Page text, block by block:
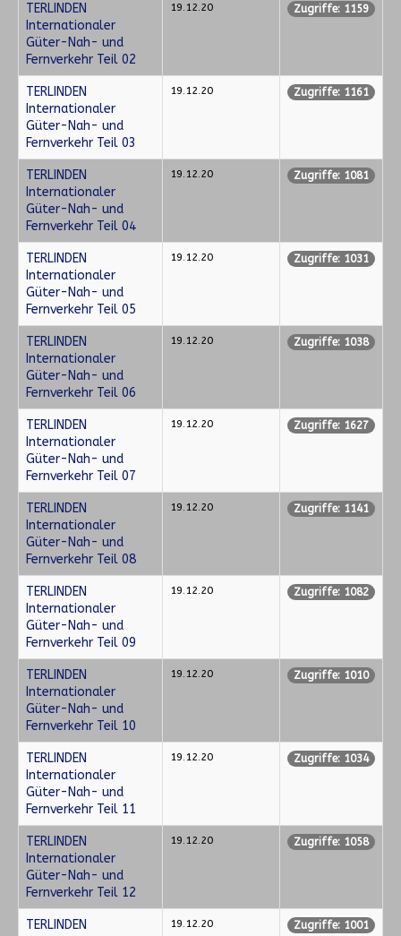
TERLINDEN
Internationaler
Güter-Nah- und
Fernverkehr Teil 02
19.12.20 Zugriffe: 1159
TERLINDEN
Internationaler
Güter-Nah- und
Fernverkehr Teil 03
19.12.20 Zugriffe: 1161
TERLINDEN
Internationaler
Güter-Nah- und
Fernverkehr Teil 04
19.12.20 Zugriffe: 1081
TERLINDEN
Internationaler
Güter-Nah- und
Fernverkehr Teil 05
19.12.20 Zugriffe: 1031
TERLINDEN
Internationaler
Güter-Nah- und
Fernverkehr Teil 06
19.12.20 Zugriffe: 1038
TERLINDEN
Internationaler
Güter-Nah- und
Fernverkehr Teil 07
19.12.20 Zugriffe: 1627
TERLINDEN
Internationaler
Güter-Nah- und
Fernverkehr Teil 08
19.12.20 Zugriffe: 1141
TERLINDEN
Internationaler
Güter-Nah- und
Fernverkehr Teil 09
19.12.20 Zugriffe: 1082
TERLINDEN
Internationaler
Güter-Nah- und
Fernverkehr Teil 10
19.12.20 Zugriffe: 1010
TERLINDEN
Internationaler
Güter-Nah- und
Fernverkehr Teil 11
19.12.20 Zugriffe: 1034
TERLINDEN
Internationaler
Güter-Nah- und
Fernverkehr Teil 12
19.12.20 Zugriffe: 1058
TERLINDEN
19.12.20 Zugriffe: 1001